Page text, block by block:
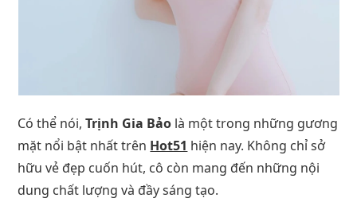
Có thể nói,Trịnh Gia Bảo là một trong những gương
mặt nổi bật nhất trên Hot51 hiện nay. Không chỉ sở
hữu vẻ đẹp cuốn hút, cô còn mang đến những nội
dung chất lượng và đầy sáng tạo.